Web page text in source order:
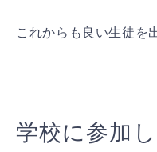
これからも良い生徒を
学校に参加